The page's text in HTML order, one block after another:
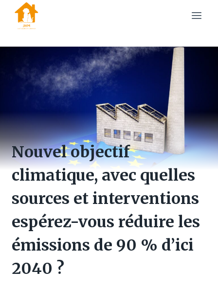
content
Nouvel objectif
climatique, avec quelles
sources et interventions
espérez-vous réduire les
émissions de 90 % d’ici
2040 ?